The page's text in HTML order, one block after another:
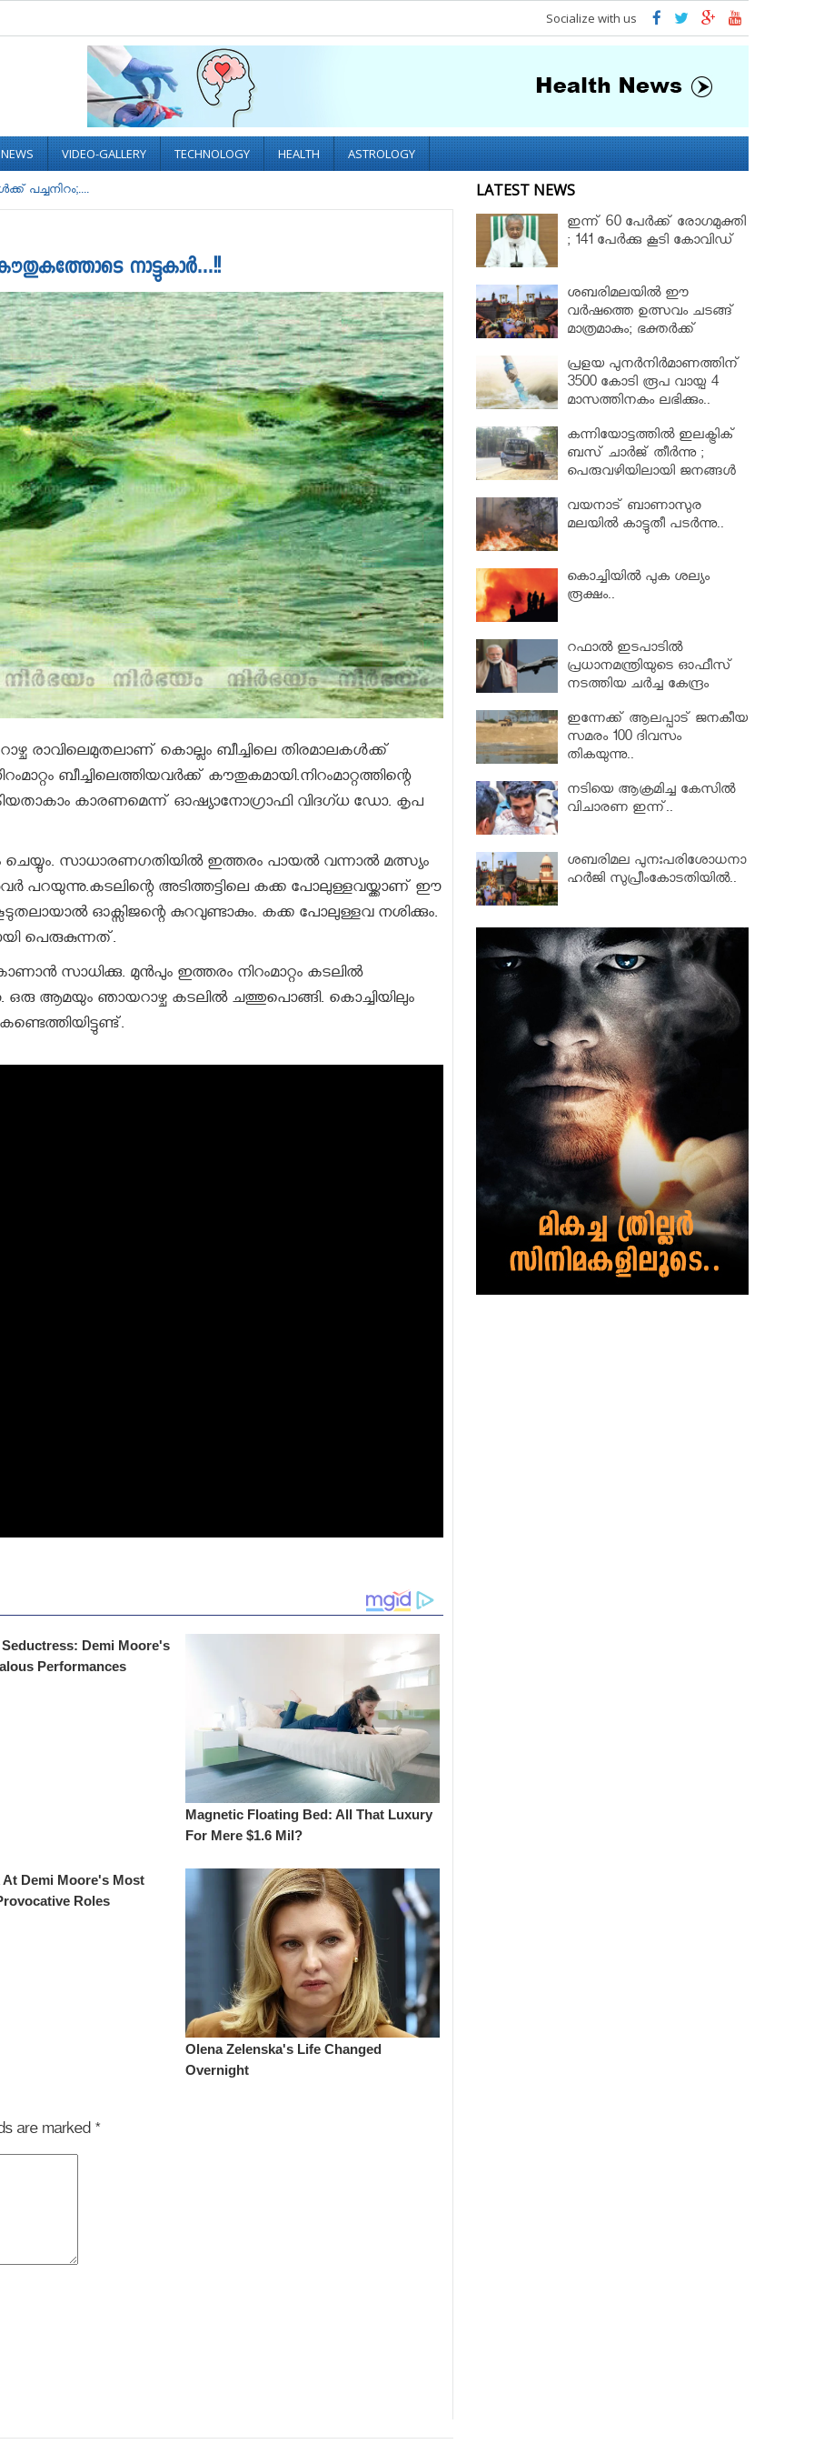
Socialize with us
VIDEO-GALLERY TECHNOLOGY HEALTH ASTROLOGY
പച്ചനിറം;....
നാട്ടുകാർ…!!
രാവിലെമുതലാണ് കൊല്ലം ബീച്ചിലെ തിരമാലകള്‍ക്ക്
ബീച്ചിലെത്തിയവര്‍ക്ക് കൗതുകമായി.നിറംമാറ്റത്തിന്റെ
കാരണമെന്ന് ഓഷ്യാനോഗ്രാഫി വിദഗ്ധ ഡോ. കൃപ
സാധാരണഗതിയില്‍ ഇത്തരം പായല്‍ വന്നാല്‍ മത്സ്യം
പറയുന്നു.കടലിന്റെ അടിത്തട്ടിലെ കക്ക പോലുള്ളവയ്ക്കാണ് ഈ
ഓക്സിജന്റെ കുറവുണ്ടാകും. കക്ക പോലുള്ളവ നശിക്കും.
പെരുകുന്നത്.
സാധിക്കു. മുന്‍പും ഇത്തരം നിറംമാറ്റം കടലില്‍
ഒരു ആമയും ഞായറാഴ്ച കടലില്‍ ചത്തുപൊങ്ങി. കൊച്ചിയിലും
are marked *
LATEST NEWS
ഇന്ന് 60 പേർക്ക് രോഗമുക്തി
; 141 പേര്‍ക്കു കൂടി കോവിഡ്
ശബരിമലയില്‍ ഈ
വർഷത്തെ ഉത്സവം ചടങ്ങ്
മാത്രമാകും; ഭക്തർക്ക്
പ്രളയ പുനർനിർമാണത്തിന്
3500 കോടി രൂപ വായ്പ 4
മാസത്തിനകം ലഭിക്കും..
കന്നിയോട്ടത്തില്‍ ഇലക്ട്രിക്
ബസ് ചാര്‍ജ് തീര്‍ന്നു ;
പെരുവഴിയിലായി ജനങ്ങൾ
വയനാട് ബാണാസുര
മലയില്‍ കാട്ടുതീ പടർന്നു..
കൊച്ചിയിൽ പുക ശല്യം
രൂക്ഷം..
റഫാൽ ഇടപാടിൽ
പ്രധാനമന്ത്രിയുടെ ഓഫീസ്
നടത്തിയ ചർച്ച കേന്ദ്രം
മറച്ചുവച്ചു
ഇന്നേക്ക് ആലപ്പാട് ജനകീയ
സമരം 100 ദിവസം
തികയുന്നു..
നടിയെ ആക്രമിച്ച കേസിൽ
വിചാരണ ഇന്ന്..
ശബരിമല പുനഃപരിശോധനാ
ഹർജി സുപ്രീംകോടതിയിൽ..